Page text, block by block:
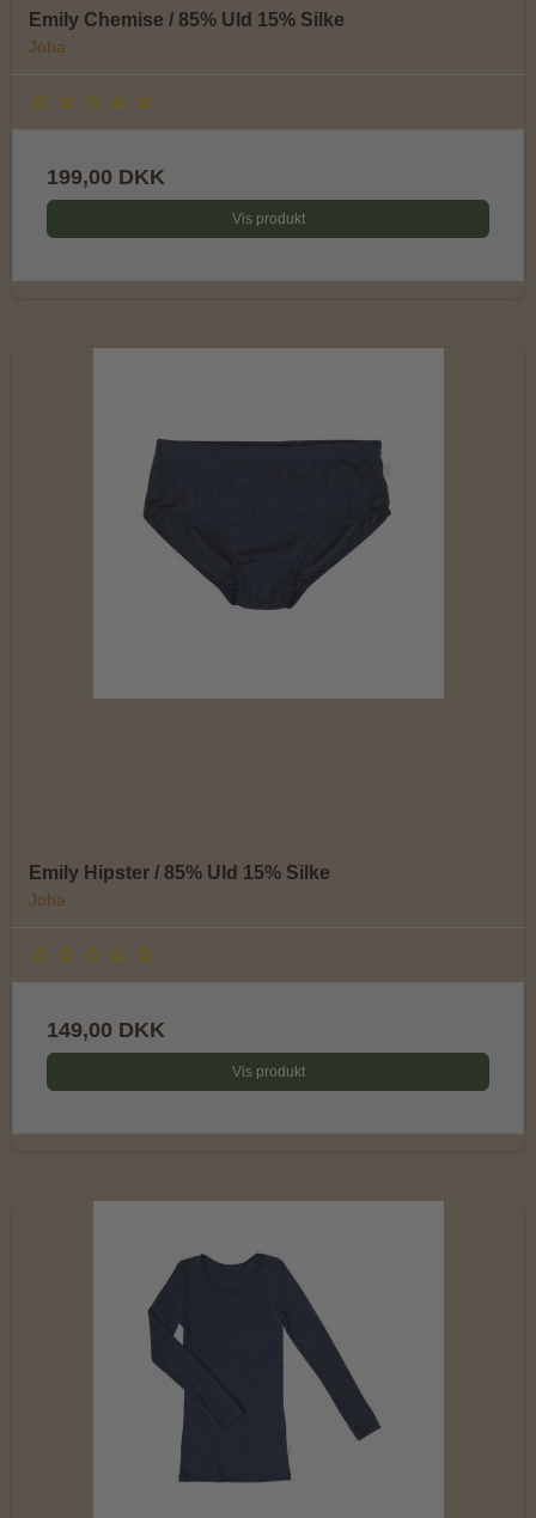
Emily Chemise / 85% Uld 15% Silke
Joha
199,00 DKK
Vis produkt
Emily Hipster / 85% Uld 15% Silke
Joha
149,00 DKK
Vis produkt